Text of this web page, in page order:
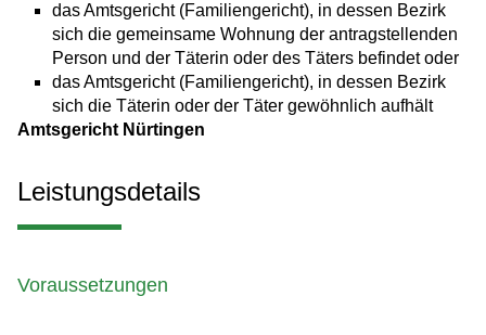
das Amtsgericht (Familiengericht), in dessen Bezirk
sich die gemeinsame Wohnung der antragstellenden
Person und der Täterin oder des Täters befindet oder
das Amtsgericht (Familiengericht), in dessen Bezirk
sich die Täterin oder der Täter gewöhnlich aufhält
Amtsgericht Nürtingen
Leistungsdetails
Voraussetzungen